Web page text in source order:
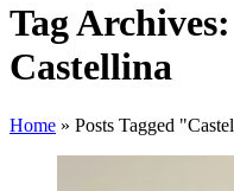
Tag
Castellina
Home » Posts Tagged